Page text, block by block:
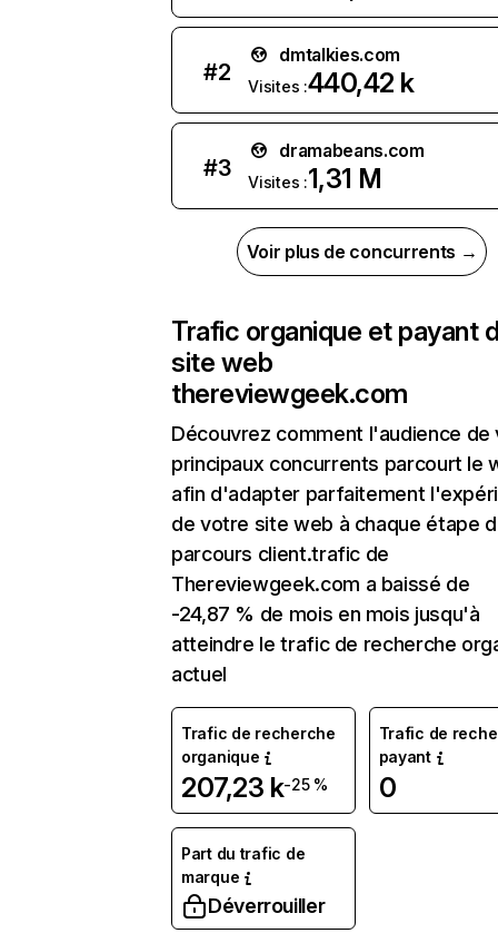
#2
dmtalkies.com
Visites :440,42 k
#3
dramabeans.com
Visites :1,31 M
Voir plus de concurrents →
Trafic organique et payant
site web
thereviewgeek.com
Découvrez comment l'audience de
principaux concurrents parcourt le
afin d'adapter parfaitement
de votre site web à chaque étape
parcours client.trafic de
Thereviewgeek.com a baissé de
-24,87 % de mois en mois jusqu'à
atteindre le trafic de recherche
actuel
Trafic de recherche
organique
207,23 k-25 %
Trafic de
payant
0
Part du trafic de
marque
Déverrouiller